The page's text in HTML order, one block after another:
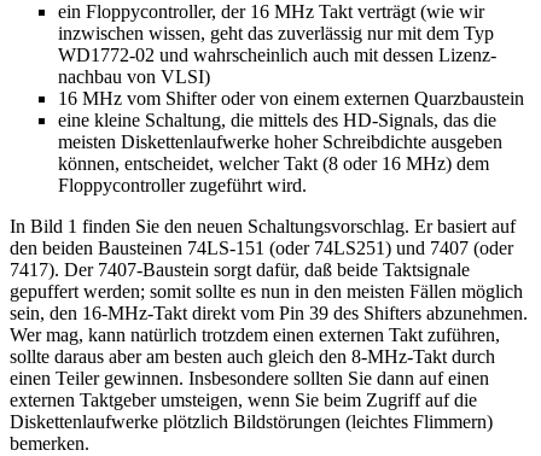
ein Floppycontroller, der 16 MHz Takt verträgt (wie wir
inzwischen wissen, geht das zuverlässig nur mit dem Typ
WD1772-02 und wahrscheinlich auch mit dessen Lizenz-
nachbau von VLSI)
16 MHz vom Shifter oder von einem externen Quarzbaustein
eine kleine Schaltung, die mittels des HD-Signals, das die
meisten Diskettenlaufwerke hoher Schreibdichte ausgeben
können, entscheidet, welcher Takt (8 oder 16 MHz) dem
Floppycontroller zugeführt wird.
In Bild 1 finden Sie den neuen Schaltungsvorschlag. Er basiert auf
den beiden Bausteinen 74LS-151 (oder 74LS251) und 7407 (oder
7417). Der 7407-Baustein sorgt dafür, daß beide Taktsignale
gepuffert werden; somit sollte es nun in den meisten Fällen möglich
sein, den 16-MHz-Takt direkt vom Pin 39 des Shifters abzunehmen.
Wer mag, kann natürlich trotzdem einen externen Takt zuführen,
sollte daraus aber am besten auch gleich den 8-MHz-Takt durch
einen Teiler gewinnen. Insbesondere sollten Sie dann auf einen
externen Taktgeber umsteigen, wenn Sie beim Zugriff auf die
Diskettenlaufwerke plötzlich Bildstörungen (leichtes Flimmern)
bemerken.